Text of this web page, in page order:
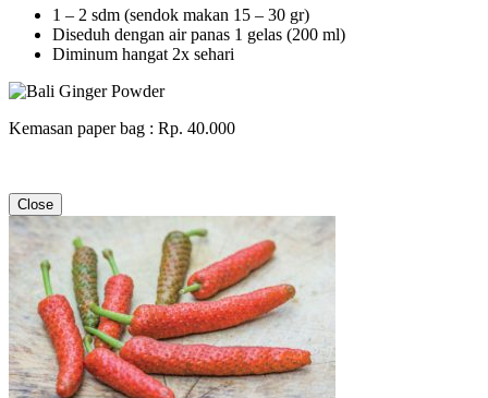
1 – 2 sdm (sendok makan 15 – 30 gr)
Diseduh dengan air panas 1 gelas (200 ml)
Diminum hangat 2x sehari
Kemasan paper bag : Rp. 40.000
Close